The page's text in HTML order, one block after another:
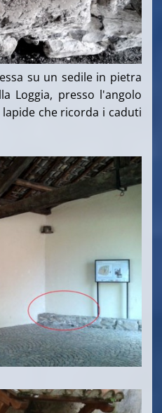
su un sedile in pietra
Loggia, presso l'angolo
che ricorda i caduti